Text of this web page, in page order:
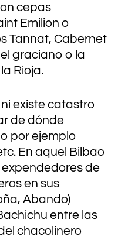
cepas
Emilion o
Tannat, Cabernet
graciano o la
Rioja.
ni existe catastro
de dónde
por ejemplo
En aquel Bilbao
expendedores de
en sus
Abando)
entre las
chacolinero